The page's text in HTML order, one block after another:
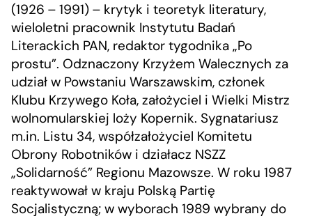
(1926 – 1991) – krytyk i teoretyk literatury,
wieloletni pracownik Instytutu Badań
Literackich PAN, redaktor tygodnika „Po
prostu”. Odznaczony Krzyżem Walecznych za
udział w Powstaniu Warszawskim, członek
Klubu Krzywego Koła, założyciel i Wielki Mistrz
wolnomularskiej loży Kopernik. Sygnatariusz
m.in. Listu 34, współzałożyciel Komitetu
Obrony Robotników i działacz NSZZ
„Solidarność” Regionu Mazowsze. W roku 1987
reaktywował w kraju Polską Partię
Socjalistyczną; w wyborach 1989 wybrany do